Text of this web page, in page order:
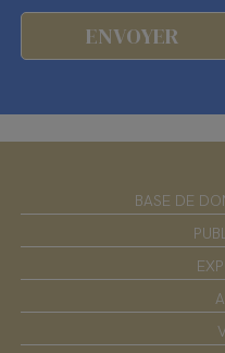
BASE DE